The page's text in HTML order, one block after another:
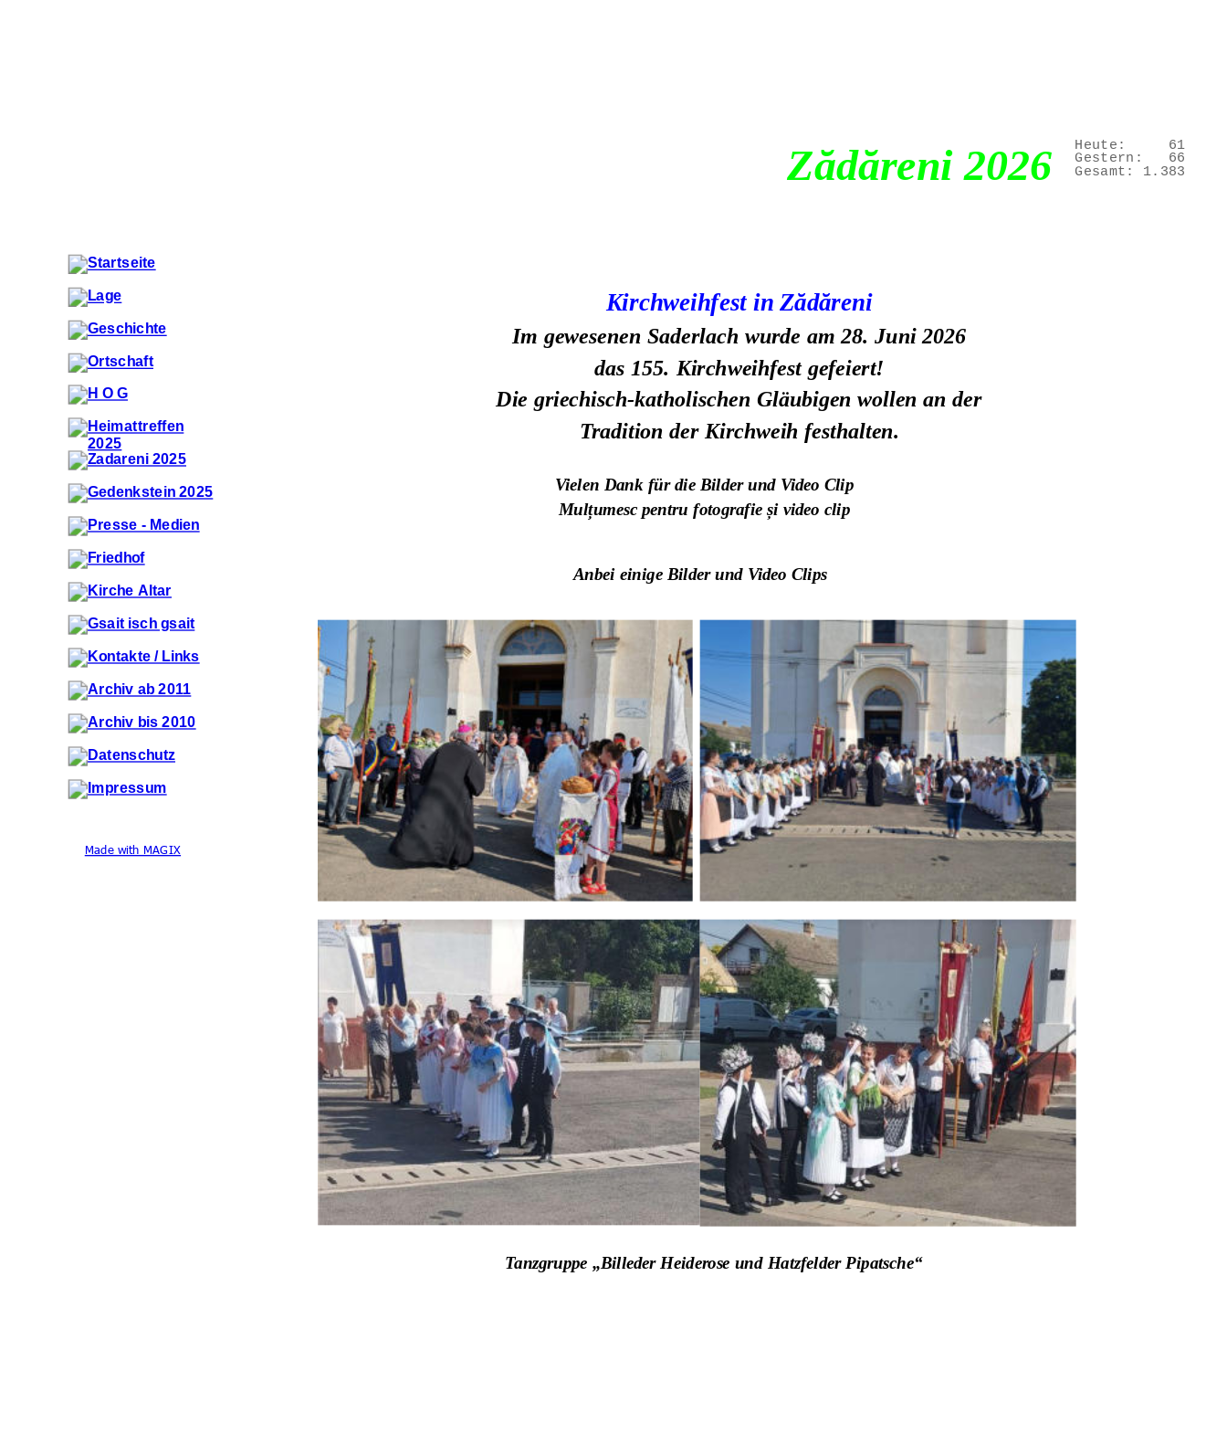
Heute:
61
Gestern:
66
Gesamt:
1.383
Anbei einige Bilder und Video Clips
Tanzgruppe „Billeder Heiderose und Hatzfelder Pipatsche“
Vielen Dank für die Bilder und Video Clip
Mulțumesc pentru fotografie și video clip
Made with MAGIX
   Zădăreni 2026
Kirchweihfest in Zădăreni
Im gewesenen Saderlach wurde am 28. Juni 2026
das 155. Kirchweihfest gefeiert!
Die griechisch-katholischen Gläubigen wollen an der
Tradition der Kirchweih festhalten.